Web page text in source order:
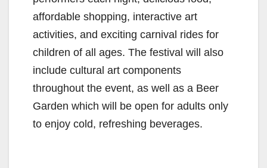
affordable shopping, interactive art
activities, and exciting carnival rides for
children of all ages. The festival will also
include cultural art components
throughout the event, as well as a Beer
Garden which will be open for adults only
to enjoy cold, refreshing beverages.